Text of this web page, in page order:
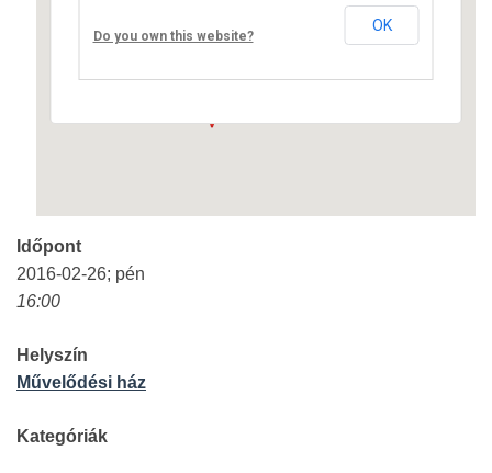
Fő út 8 - Nagyréde
Do you own this website?
OK
Időpont
2016-02-26; pén
16:00
Helyszín
Művelődési ház
Kategóriák